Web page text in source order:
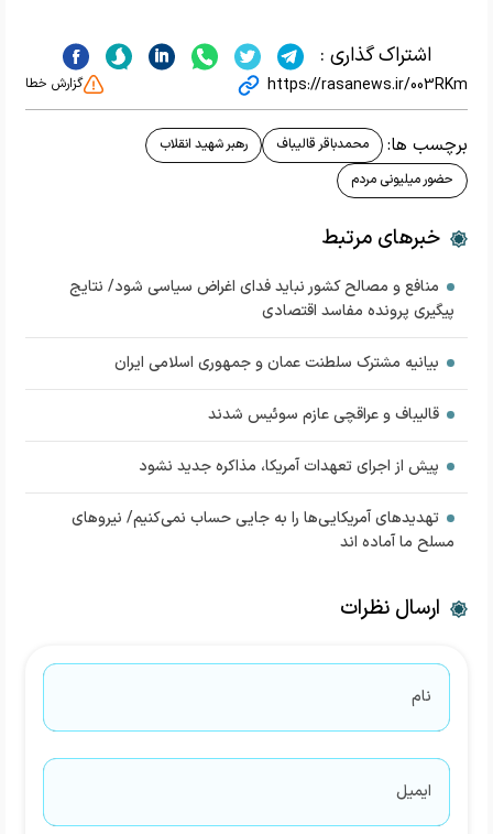
اشتراک گذاری :
https://rasanews.ir/003RKm گزارش خطا
برچسب ها: محمدباقر قالیباف
رهبر شهید انقلاب
حضور میلیونی مردم
خبرهای مرتبط
منافع و مصالح کشور نباید فدای اغراض سیاسی شود/ نتایج
پیگیری پرونده مفاسد اقتصادی
بیانیه مشترک سلطنت عمان و جمهوری اسلامی ایران
قالیباف و عراقچی عازم سوئیس شدند
پیش از اجرای تعهدات آمریکا، مذاکره جدید نشود
تهدیدهای آمریکایی‌ها را به جایی حساب نمی‌کنیم/ نیروهای
مسلح ما آماده اند
ارسال نظرات